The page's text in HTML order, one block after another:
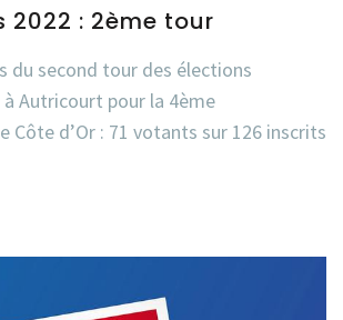
2022 : 2ème tour
du second tour des élections
Autricourt pour la 4ème
Côte d’Or : 71 votants sur 126 inscrits